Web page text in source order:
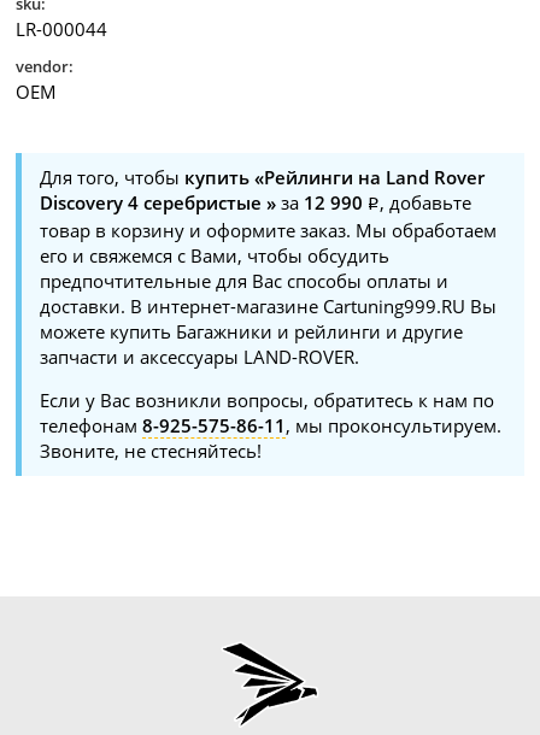
LR-000044
vendor:
OEM
Для того, чтобы купить «Рейлинги на Land Rover
Discovery 4 серебристые » за 12 990
, добавьте
товар в корзину и оформите заказ. Мы обработаем
его и свяжемся с Вами, чтобы обсудить
предпочтительные для Вас способы оплаты и
доставки. В интернет-магазине Cartuning999.RU Вы
можете купить Багажники и рейлинги и другие
запчасти и аксессуары LAND-ROVER.
Если у Вас возникли вопросы, обратитесь к нам по
телефонам8-925-575-86-11 , мы проконсультируем.
Звоните, не стесняйтесь!